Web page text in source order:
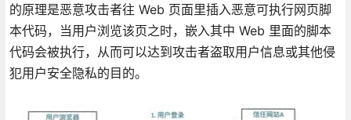
的原理是恶意攻击者往 Web 页面里插入恶意可执行网页脚
本代码，当用户浏览该页之时，嵌入其中 Web 里面的脚本
代码会被执行，从而可以达到攻击者盗取用户信息或其他侵
犯用户安全隐私的目的。